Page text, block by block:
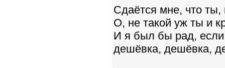
Сдаётся мне, что
О, не такой уж ты и
И я был бы рад,
дешёвка, дешёвка,